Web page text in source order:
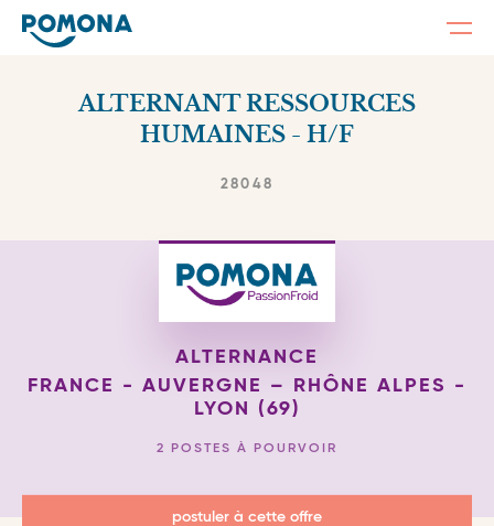
ALTERNANT RESSOURCES
HUMAINES - H/F
28048
ALTERNANCE
FRANCE - AUVERGNE – RHÔNE ALPES -
LYON (69)
2 POSTES À POURVOIR
postuler à cette offre